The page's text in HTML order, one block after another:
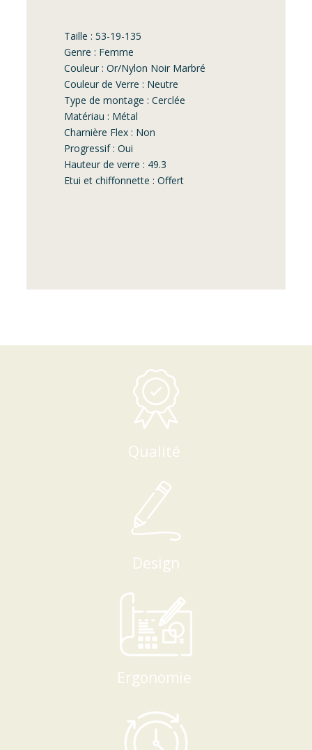
Taille : 53-19-135
Genre : Femme
Couleur : Or/Nylon Noir Marbré
Couleur de Verre : Neutre
Type de montage : Cerclée
Matériau : Métal
Charnière Flex : Non
Progressif : Oui
Hauteur de verre : 49.3
Etui et chiffonnette : Offert
Qualité
Design
Ergonomie